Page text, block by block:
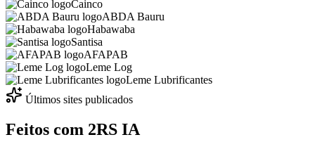
Cainco
ABDA Bauru
Habawaba
Santisa
AFAPAB
Leme Log
Leme Lubrificantes
Últimos sites publicados
Feitos com 2RS IA